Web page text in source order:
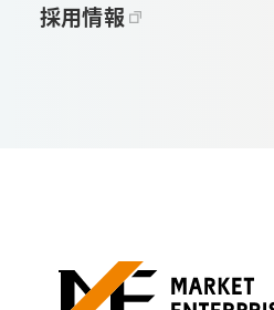
採用情報